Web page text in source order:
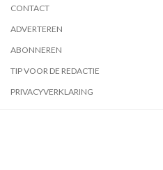
CONTACT
ADVERTEREN
ABONNEREN
TIP VOOR DE REDACTIE
PRIVACYVERKLARING